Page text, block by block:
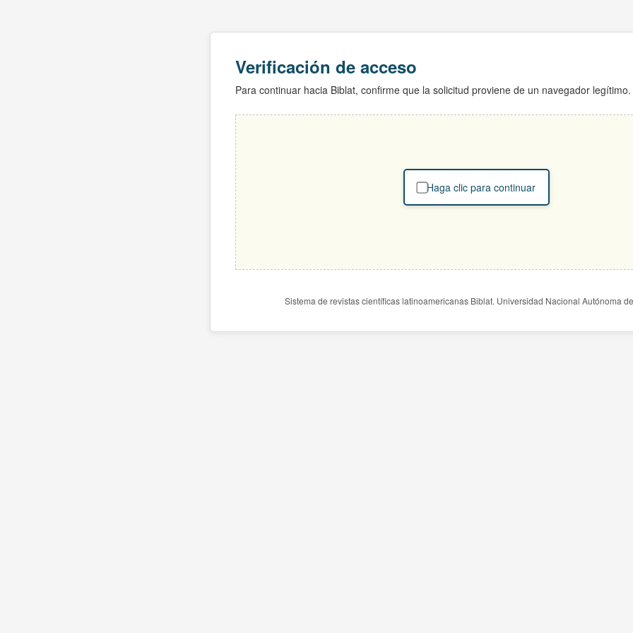
Verificación de acceso
Para continuar hacia Biblat, confirme que la solicitud proviene de un navegador legítimo.
Haga clic para continuar
Sistema de revistas científicas latinoamericanas Biblat. Universidad Nacional Autónoma